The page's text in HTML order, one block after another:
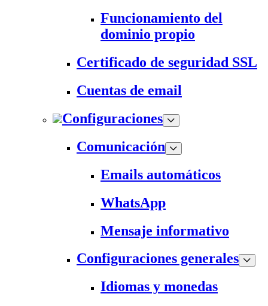
Funcionamiento del
dominio propio
Certificado de seguridad SSL
Cuentas de email
Configuraciones
Comunicación
Emails automáticos
WhatsApp
Mensaje informativo
Configuraciones generales
Idiomas y monedas